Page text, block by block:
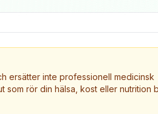
ersätter inte professionell medicinsk
som rör din hälsa, kost eller nutrition